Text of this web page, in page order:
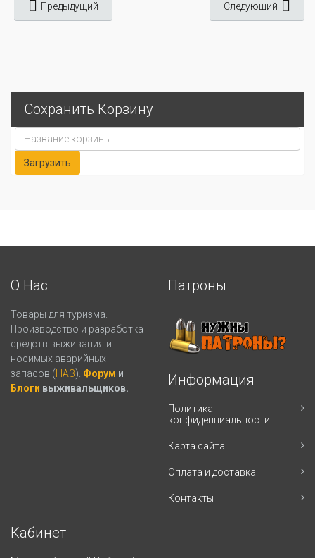
Предыдущий Следующий
Сохранить Корзину
О Нас
Товары для туризма.
Производство и разработка
средств выживания и
носимых аварийных
запасов (НАЗ). Форум и
Блоги выживальщиков.
Патроны
Информация
Политика
конфиденциальности
Карта сайта
Оплата и доставка
Контакты
Кабинет